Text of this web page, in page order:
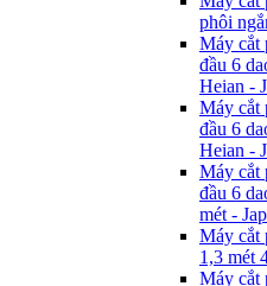
phôi
Máy cắt
đầu 6
Heian -
Máy cắt
đầu 6
Heian -
Máy cắt
đầu 6
mét -
Máy cắt
1,3 mét
Máy cắt